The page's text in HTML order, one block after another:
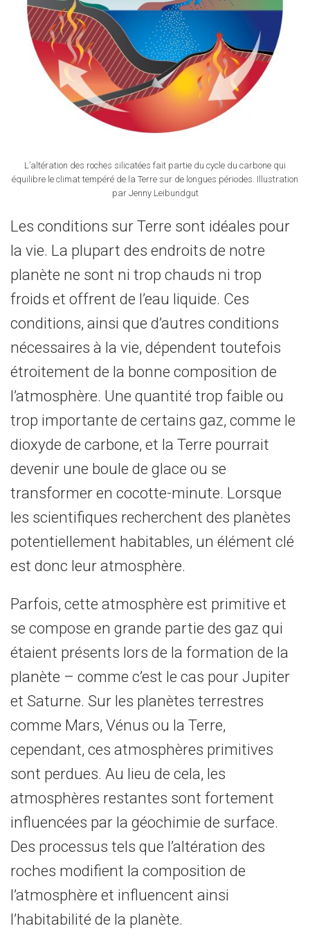
L’altération des roches silicatées fait partie du cycle du carbone qui
équilibre le climat tempéré de la Terre sur de longues périodes. Illustration
par Jenny Leibundgut
Les conditions sur Terre sont idéales pour
la vie. La plupart des endroits de notre
planète ne sont ni trop chauds ni trop
froids et offrent de l’eau liquide. Ces
conditions, ainsi que d’autres conditions
nécessaires à la vie, dépendent toutefois
étroitement de la bonne composition de
l’atmosphère. Une quantité trop faible ou
trop importante de certains gaz, comme le
dioxyde de carbone, et la Terre pourrait
devenir une boule de glace ou se
transformer en cocotte-minute. Lorsque
les scientifiques recherchent des planètes
potentiellement habitables, un élément clé
est donc leur atmosphère.
Parfois, cette atmosphère est primitive et
se compose en grande partie des gaz qui
étaient présents lors de la formation de la
planète – comme c’est le cas pour Jupiter
et Saturne. Sur les planètes terrestres
comme Mars, Vénus ou la Terre,
cependant, ces atmosphères primitives
sont perdues. Au lieu de cela, les
atmosphères restantes sont fortement
influencées par la géochimie de surface.
Des processus tels que l’altération des
roches modifient la composition de
l’atmosphère et influencent ainsi
l’habitabilité de la planète.